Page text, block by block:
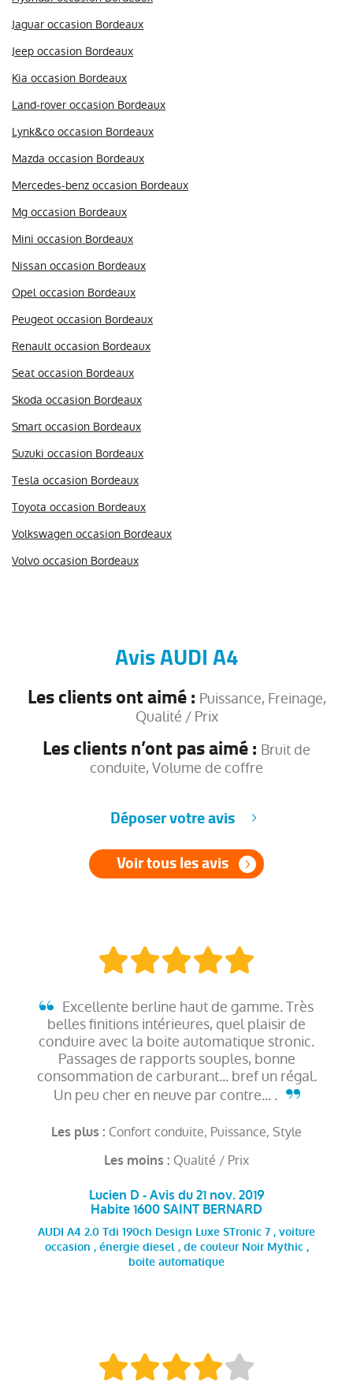
Jaguar occasion Bordeaux
Jeep occasion Bordeaux
Kia occasion Bordeaux
Land-rover occasion Bordeaux
Lynk&co occasion Bordeaux
Mazda occasion Bordeaux
Mercedes-benz occasion Bordeaux
Mg occasion Bordeaux
Mini occasion Bordeaux
Nissan occasion Bordeaux
Opel occasion Bordeaux
Peugeot occasion Bordeaux
Renault occasion Bordeaux
Seat occasion Bordeaux
Skoda occasion Bordeaux
Smart occasion Bordeaux
Suzuki occasion Bordeaux
Tesla occasion Bordeaux
Toyota occasion Bordeaux
Volkswagen occasion Bordeaux
Volvo occasion Bordeaux
Avis AUDI A4
Les clients ont aimé : Puissance, Freinage,
Qualité / Prix
Les clients n’ont pas aimé : Bruit de
conduite, Volume de coffre
Déposer votre avis
Voir tous les avis
Excellente berline haut de gamme. Très
belles finitions intérieures, quel plaisir de
conduire avec la boite automatique stronic.
Passages de rapports souples, bonne
consommation de carburant... bref un régal.
Un peu cher en neuve par contre... .
Les plus : Confort conduite, Puissance, Style
Les moins : Qualité / Prix
Lucien D - Avis du 21 nov. 2019
Habite 1600 SAINT BERNARD
AUDI A4 2.0 Tdi 190ch Design Luxe STronic 7 , voiture
occasion , énergie diesel , de couleur Noir Mythic ,
boite automatique